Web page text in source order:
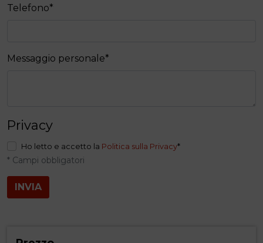
Telefono*
Messaggio personale*
Privacy
Ho letto e accetto la Politica sulla Privacy*
* Campi obbligatori
INVIA